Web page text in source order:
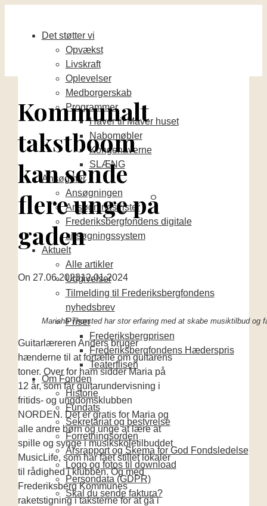
Det støtter vi
Opvækst
Livskraft
Oplevelser
Medborgerskab
Programmer
Haver til Maver huset
Nabomøbler
Kongehaverne
SLÆNG
Ansøg her
Ansøgningen
Ansøgningsfrister
Frederiksbergfondens digitale
ansøgningssystem
Aktuelt
Alle artikler
Udgivelser
Tilmelding til Frederiksbergfondens
nyhedsbrev
Priser
Frederiksbergprisen
Frederiksbergfondens Hæderspris
Teaterflisen
Om Fonden
Historie
Fundats
Sekretariat og bestyrelse
Forretningsorden
Årsrapport og Skema for God Fondsledelse
Logo og fotos til download
Persondata (GDPR)
Skal du sende faktura?
Kommunalt
takstboom
kan sende
flere unge på
gaden
On 27.06.202312.01.2024
Mariahh Thorsted har stor erfaring med at skabe musiktilbud
Guitarlæreren Anders bruger
hænderne til at fortælle om guitarens
toner. Over for ham sidder Maria på
12 år, som får guitarundervisning i
fritids- og ungdomsklubben
NORDEN. Det er gratis for Maria og
alle andre børn og unge at lære at
spille og synge i musikskoletilbuddet
MusicLife, som har fået stillet lokaler
til rådighed i klubben. Og med
Frederiksberg Kommunes
raketstigning i taksterne for at gå i